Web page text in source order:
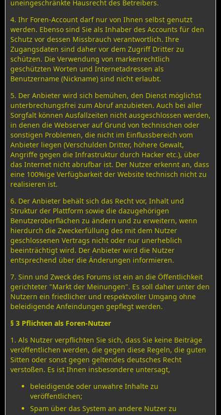
uneingeschränkte Hausrecht des Betreibers.
4. Ihr Foren-Account darf nur von Ihnen selbst genutzt
werden. Ebenso sind Sie als Inhaber des Accounts für den
Schutz vor dessen Missbrauch verantwortlich. Ihre
Zugangsdaten sind daher vor dem Zugriff Dritter zu
schützen. Die Verwendung von markenrechtlich
geschützten Worten und Internetadressen als
Benutzername (Nickname) sind nicht erlaubt.
5. Der Anbieter wird sich bemühen, den Dienst möglichst
unterbrechungsfrei zum Abruf anzubieten. Auch bei aller
Sorgfalt können Ausfallzeiten nicht ausgeschlossen werden,
in denen die Webserver auf Grund von technischen oder
sonstigen Problemen, die nicht im Einflussbereich vom
Anbieter liegen (Verschulden Dritter, höhere Gewalt,
Angriffe gegen die Infrastruktur durch Hacker etc.), über
das Internet nicht abrufbar ist. Der Nutzer erkennt an, dass
eine 100%ige Verfügbarkeit der Website technisch nicht zu
realisieren ist.
6. Der Anbieter behält sich das Recht vor, Inhalt und
Struktur der Plattform sowie die dazugehörigen
Benutzeroberflächen zu ändern und zu erweitern, wenn
hierdurch die Zweckerfüllung des mit dem Nutzer
geschlossenen Vertrags nicht oder nur unerheblich
beeinträchtigt wird. Der Anbieter wird die Nutzer
entsprechend über die Änderungen informieren.
7. Sinn und Zweck des Forums ist ein an die Öffentlichkeit
gerichteter "Markt der Meinungen". Es soll daher unter den
Nutzern ein friedlicher und respektvoller Umgang ohne
beleidigende Anfeindungen gepflegt werden.
§ 3 Pflichten als Foren-Nutzer
1. Als Nutzer verpflichten Sie sich, dass Sie keine Beiträge
veröffentlichen werden, die gegen diese Regeln, die guten
Sitten oder sonst gegen geltendes deutsches Recht
verstoßen. Es ist Ihnen insbesondere untersagt,
beleidigende oder unwahre Inhalte zu
veröffentlichen;
Spam über das System an andere Nutzer zu